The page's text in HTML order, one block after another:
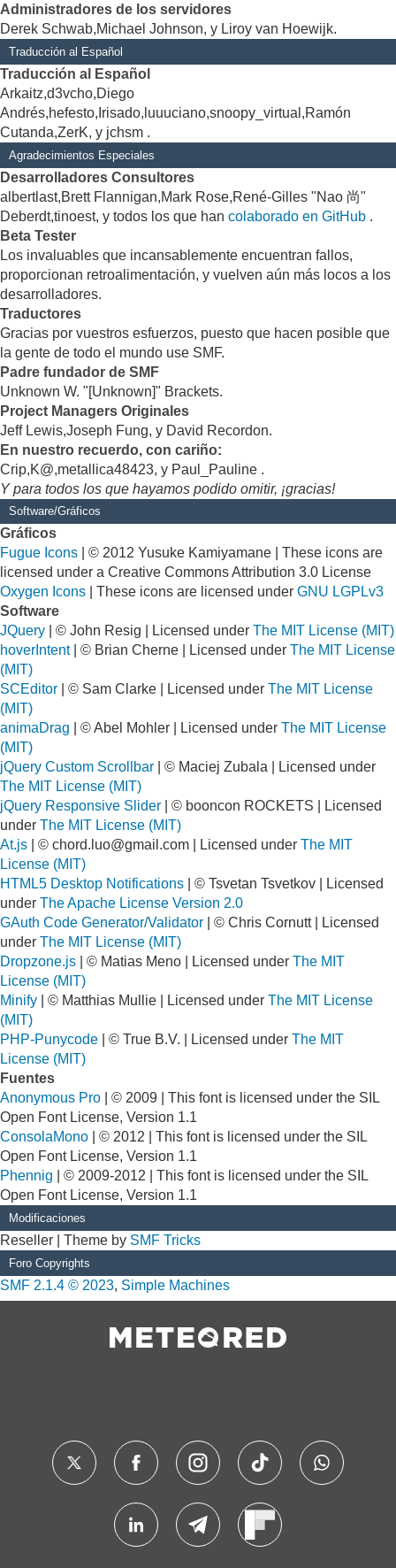
Administradores de los servidores
Derek Schwab,Michael Johnson, y Liroy van Hoewijk.
Traducción al Español
Traducción al Español
Arkaitz,d3vcho,Diego
Andrés,hefesto,Irisado,luuuciano,snoopy_virtual,Ramón
Cutanda,ZerK, y jchsm .
Agradecimientos Especiales
Desarrolladores Consultores
albertlast,Brett Flannigan,Mark Rose,René-Gilles "Nao 尚"
Deberdt,tinoest, y todos los que han colaborado en GitHub .
Beta Tester
Los invaluables que incansablemente encuentran fallos,
proporcionan retroalimentación, y vuelven aún más locos a los
desarrolladores.
Traductores
Gracias por vuestros esfuerzos, puesto que hacen posible que
la gente de todo el mundo use SMF.
Padre fundador de SMF
Unknown W. "[Unknown]" Brackets.
Project Managers Originales
Jeff Lewis,Joseph Fung, y David Recordon.
En nuestro recuerdo, con cariño:
Crip,K@,metallica48423, y Paul_Pauline .
Y para todos los que hayamos podido omitir, ¡gracias!
Software/Gráficos
Gráficos
Fugue Icons | © 2012 Yusuke Kamiyamane | These icons are
licensed under a Creative Commons Attribution 3.0 License
Oxygen Icons | These icons are licensed under GNU LGPLv3
Software
JQuery | © John Resig | Licensed under The MIT License (MIT)
hoverIntent| © Brian Cherne | Licensed under The MIT License
(MIT)
SCEditor | © Sam Clarke | Licensed under The MIT License
(MIT)
animaDrag | © Abel Mohler | Licensed under The MIT License
(MIT)
jQuery Custom Scrollbar | © Maciej Zubala | Licensed under
The MIT License (MIT)
jQuery Responsive Slider | © booncon ROCKETS | Licensed
under The MIT License (MIT)
At.js | © chord.luo@gmail.com | Licensed under The MIT
License (MIT)
HTML5 Desktop Notifications | © Tsvetan Tsvetkov | Licensed
under The Apache License Version 2.0
GAuth Code Generator/Validator | © Chris Cornutt | Licensed
under The MIT License (MIT)
Dropzone.js | © Matias Meno | Licensed under The MIT
License (MIT)
Minify | © Matthias Mullie | Licensed under The MIT License
(MIT)
PHP-Punycode | © True B.V. | Licensed under The MIT
License (MIT)
Fuentes
Anonymous Pro | © 2009 | This font is licensed under the SIL
Open Font License, Version 1.1
ConsolaMono | © 2012 | This font is licensed under the SIL
Open Font License, Version 1.1
Phennig | © 2009-2012 | This font is licensed under the SIL
Open Font License, Version 1.1
Modificaciones
Reseller | Theme by SMF Tricks
Foro Copyrights
SMF 2.1.4 © 2023, Simple Machines